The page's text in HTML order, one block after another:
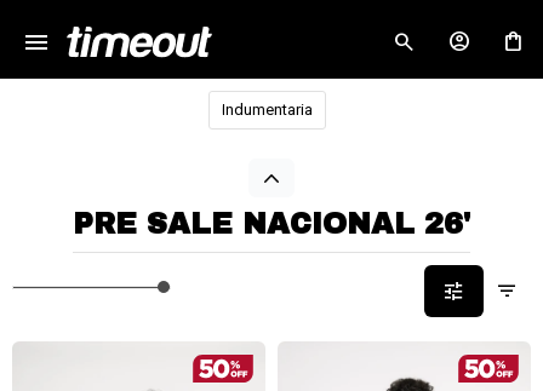
menu
Indumentaria
PRE SALE NACIONAL 26'